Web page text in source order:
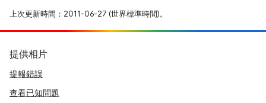
上次更新時間：2011-06-27 (世界標準時間)。
提供相片
提報錯誤
查看已知問題